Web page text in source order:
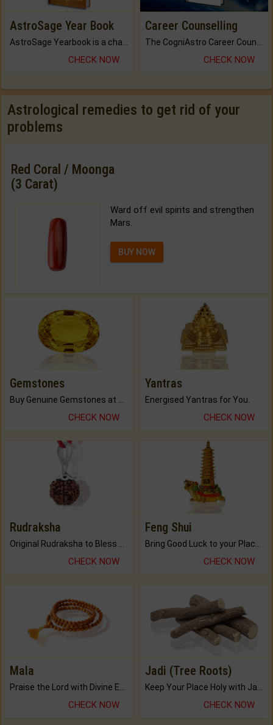
AstroSage Year Book
AstroSage Yearbook is a channel to fulfill your dreams and destiny.
CHECK NOW
Career Counselling
The CogniAstro Career Counselling Report is the most comprehensive report available on this topic.
CHECK NOW
Astrological remedies to get rid of your
problems
Red Coral / Moonga
(3 Carat)
Ward off evil spirits and strengthen
Mars.
BUY NOW
Gemstones
Buy Genuine Gemstones at Best Prices.
CHECK NOW
Yantras
Energised Yantras for You.
CHECK NOW
Rudraksha
CHECK NOW
Feng Shui
CHECK NOW
Mala
CHECK NOW
Jadi (Tree Roots)
CHECK NOW